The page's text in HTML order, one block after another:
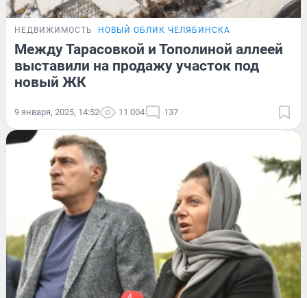
НЕДВИЖИМОСТЬ НОВЫЙ ОБЛИК ЧЕЛЯБИНСКА
Между Тарасовкой и Тополиной аллеей
выставили на продажу участок под
новый ЖК
9 января, 2025, 14:52 11 004 137